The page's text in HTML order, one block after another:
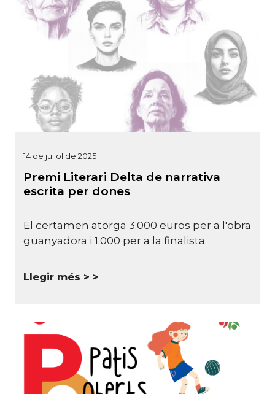
14 de juliol de 2025
Premi Literari Delta de narrativa
escrita per dones
El certamen atorga 3.000 euros per a l'obra
guanyadora i 1.000 per a la finalista.
Llegir més >